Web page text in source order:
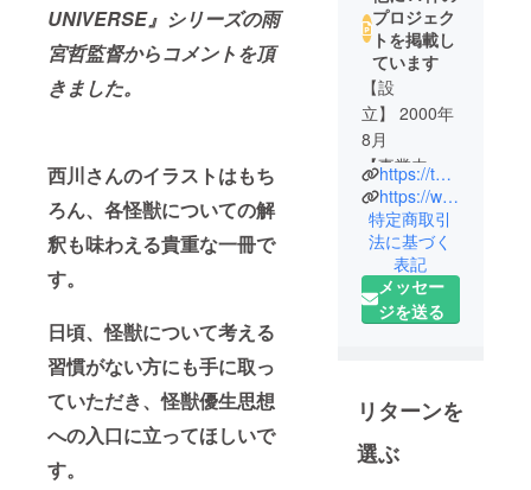
UNIVERSE』シリーズの雨
宮哲監督からコメントを頂
きました。
西川さんのイラストはもち
ろん、各怪獣についての解
釈も味わえる貴重な一冊で
す。
日頃、怪獣について考える
習慣がない方にも手に取っ
ていただき、怪獣優生思想
への入口に立ってほしいで
す。
プロジェク
トを掲載し
ています
【設
立】 2000年
8月
【事業内
容】
アニメー
ション制作
からプロ
デュース、
デジタルコ
3D・動画等
コンピュー
ターグラ
https://twitter.com/mobydickOrder
https://www.facebook.com/mobydick1988/
特定商取引
法に基づく
表記
メッセー
ジを送る
リターンを
選ぶ